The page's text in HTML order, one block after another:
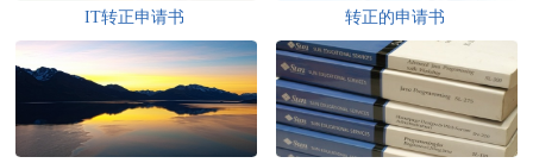
IT转正申请书 转正的申请书